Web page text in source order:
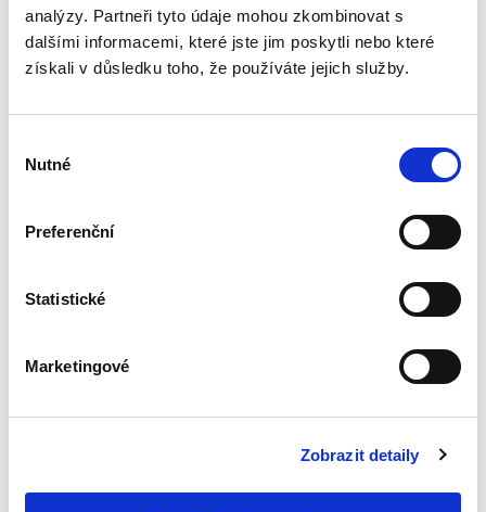
analýzy. Partneři tyto údaje mohou zkombinovat s
dalšími informacemi, které jste jim poskytli nebo které
získali v důsledku toho, že používáte jejich služby.
souhlasu
Nutné
Preferenční
Statistické
Marketingové
Zobrazit detaily
Postavení
zaměstnance v
měnícím se světě
zaměřením na
Matěj Tkadlec
nás. Vliv těchto fenoménů je nepopíratelný a